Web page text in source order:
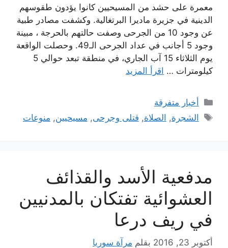
معمرة على حشد من المسيحيين كانوا يؤدون طقوسهم
الدينية في جزيرة ماديرا البرتغالية. وكشفت مصادر طبية
عن وجود 10 من الجرحى وصفت حالتهم بالحرجة ، مبينة
وجود 5 أجانب في عداد الجرحى الـ49. وحصلت الواقعة
يوم الثلاثاء 15 آب الجاري، في منطقة تبعد حوالي 5
كيلومترات … اقرأ المزيد
التصنيفات
أخبار متفرقة
الوسوم
الشجرة, الصلاة, قتلى وجرحى, مسيحيين, منوعات
مدفعية الأسد والقذائف
العشوائية تفتكان بالمدنيين
في ريف درعا
أكتوبر 23, 2016 بقلم مرآة سوريا